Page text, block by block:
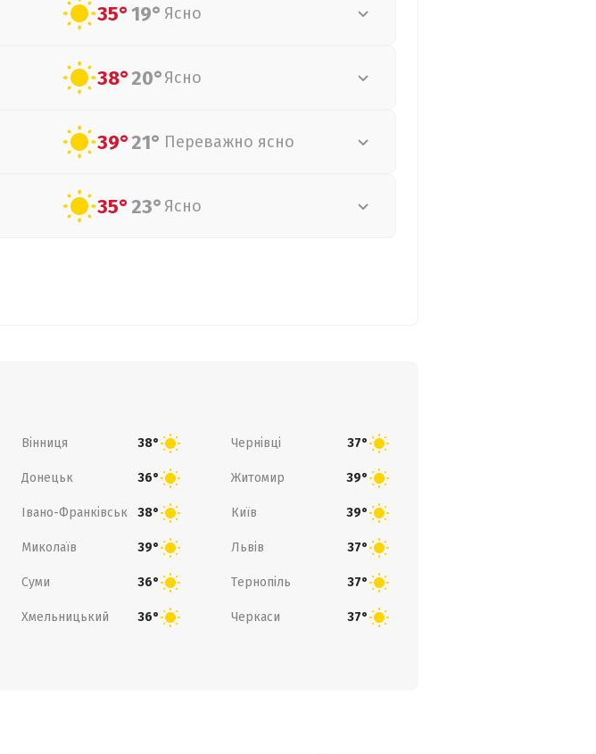
35°19° Ясно
38°20°Ясно
39°21° Переважно ясно
35°23° Ясно
Вінниця 38° Чернівці 37°
Донецьк 36° Житомир 39°
Івано-Франківськ 38° Київ 39°
Миколаїв 39° Львів 37°
Суми 36° Тернопіль 37°
Хмельницький 36° Черкаси 37°